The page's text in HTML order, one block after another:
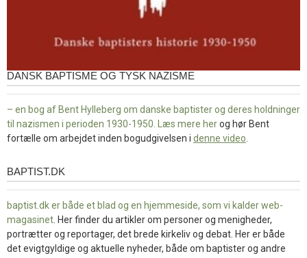
DANSK BAPTISME OG TYSK NAZISME
– en bog af Bent Hylleberg om danske baptister og deres holdninger
til nazismen i perioden 1930-1950. Læs mere herog hør Bent
fortælle om arbejdet inden bogudgivelsen i denne video
baptist.dk
BAPTIST.DK
baptist.dk er både et blad og en hjemmeside, som vi kalder web-
magasinet . Her finder du artikler om personer og menigheder,
portrætter og reportager, det brede kirkeliv og debat. Her er både
det evigtgyldige og aktuelle nyheder, både om baptister og andre